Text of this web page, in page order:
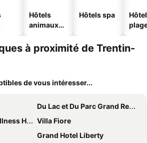
Hôtels
animaux
Hôtels spa
à proximité de Trentin-
de vous intéresser...
Du Lac et Du Parc Grand Resort
Hotel
Villa Fiore
Grand Hotel Liberty